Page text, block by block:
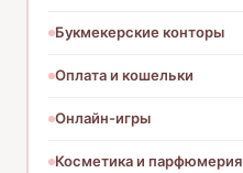
Букмекерские конторы
Оплата и кошельки
Онлайн-игры
Косметика и парфюмерия